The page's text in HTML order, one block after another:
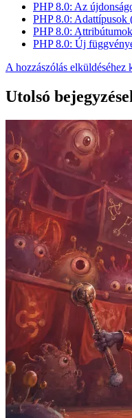
PHP 8.0: Az
PHP 8.0: Adattípusok
PHP 8.0:
PHP 8.0: Új
A hozzászólás elküldéséhez
Utolsó